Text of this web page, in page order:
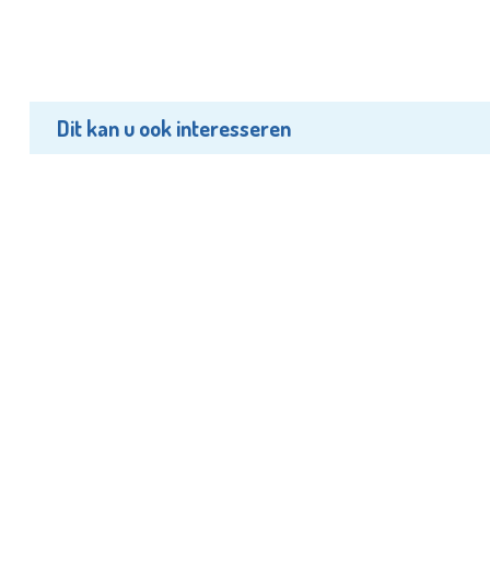
Dit kan u ook interesseren